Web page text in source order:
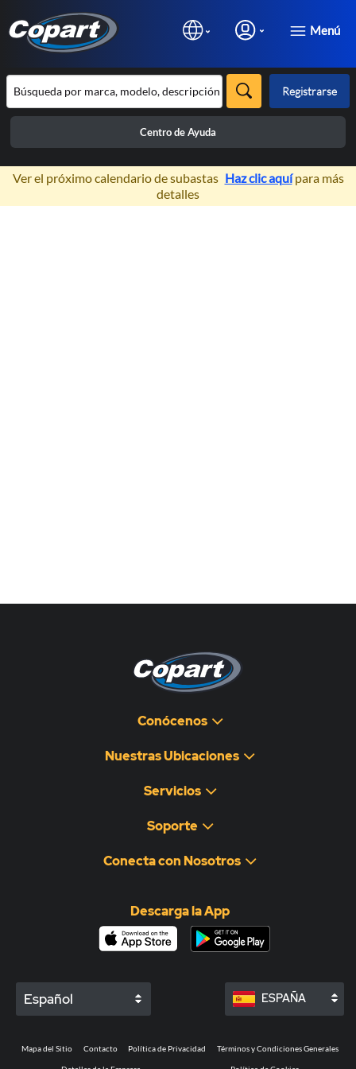
Menú
Registrarse
Centro de Ayuda
×
Ver el próximo calendario de subastas Haz clic aquípara más
detalles
Conócenos
Nuestras Ubicaciones
Servicios
Soporte
Conecta con Nosotros
Descarga la App
Español ESPAÑA
Mapa del Sitio Contacto Política de Privacidad Términos y Condiciones Generales